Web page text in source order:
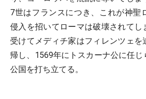
7世はフランスにつき、これが神聖
侵入を招いてローマは破壊されてし
受けてメディチ家はフィレンツェを
帰し、1569年にトスカーナ公に任
公国を打ち立てる。